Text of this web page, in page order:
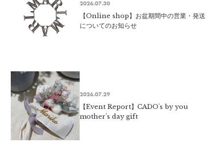
2026.07.30
【Online shop】お盆期間中の営業・発送
についてのお知らせ
2026.07.29
【Event Report】CADO's by you
mother's day gift